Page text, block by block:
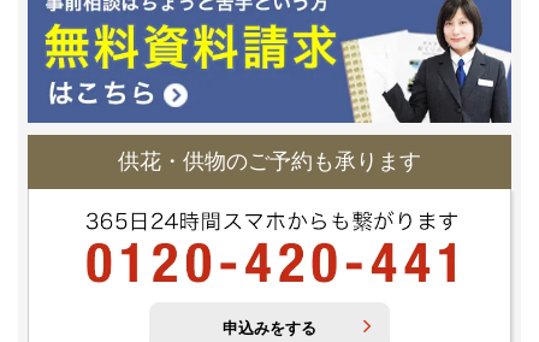
供花・供物のご予約も承ります
申込みをする